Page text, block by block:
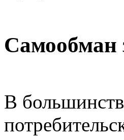
Самообман
В